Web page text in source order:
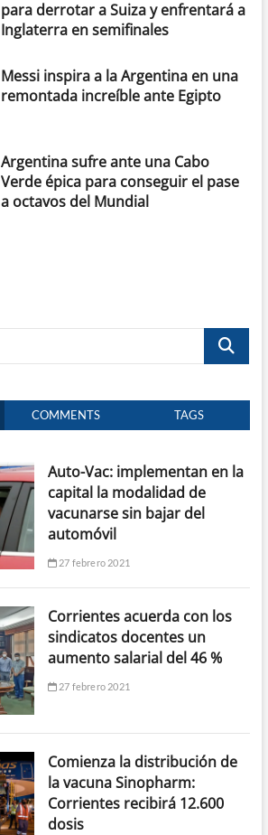
para derrotar a Suiza y enfrentará a
Inglaterra en semifinales
Messi inspira a la Argentina en una
remontada increíble ante Egipto
Argentina sufre ante una Cabo
Verde épica para conseguir el pase
a octavos del Mundial
Buscar
COMMENTS TAGS
Auto-Vac: implementan en la
capital la modalidad de
vacunarse sin bajar del
automóvil
27 febrero 2021
Corrientes acuerda con los
sindicatos docentes un
aumento salarial del 46 %
27 febrero 2021
Comienza la distribución de
la vacuna Sinopharm:
Corrientes recibirá 12.600
dosis